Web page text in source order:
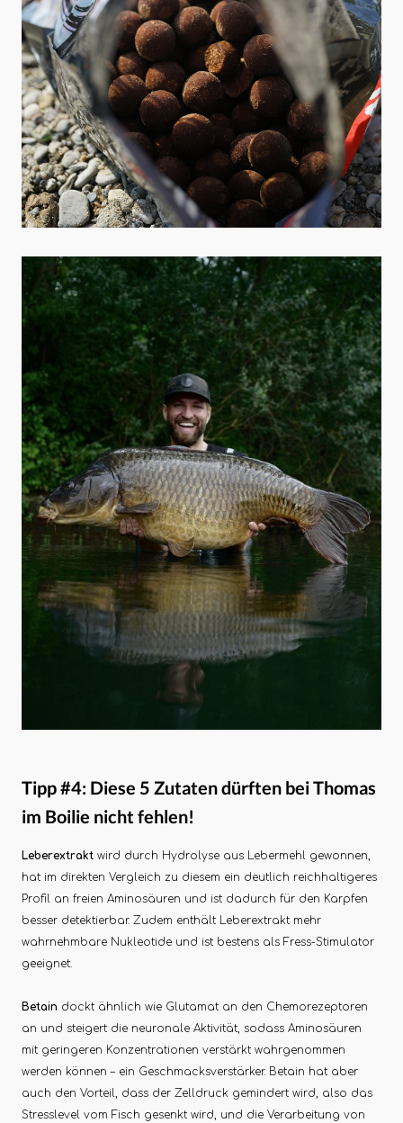
Tipp #4: Diese 5 Zutaten dürften bei Thomas
im Boilie nicht fehlen!
Leberextrakt wird durch Hydrolyse aus Lebermehl gewonnen,
hat im direkten Vergleich zu diesem ein deutlich reichhaltigeres
Profil an freien Aminosäuren und ist dadurch für den Karpfen
besser detektierbar. Zudem enthält Leberextrakt mehr
wahrnehmbare Nukleotide und ist bestens als Fress-Stimulator
geeignet.
Betain dockt ähnlich wie Glutamat an den Chemorezeptoren
an und steigert die neuronale Aktivität, sodass Aminosäuren
mit geringeren Konzentrationen verstärkt wahrgenommen
werden können – ein Geschmacksverstärker. Betain hat aber
auch den Vorteil, dass der Zelldruck gemindert wird, also das
Stresslevel vom Fisch gesenkt wird, und die Verarbeitung von